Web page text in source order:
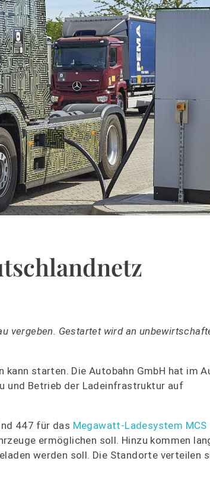
vergeben. Gestartet wird an
kann starten. Die Autobahn GmbH hat im
und Betrieb der Ladeinfrastruktur auf
447 für das Megawatt-Ladesystem MCS
ermöglichen soll. Hinzu kommen
werden soll. Die Standorte verteilen